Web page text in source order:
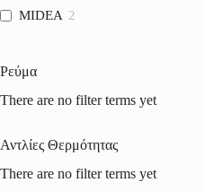
MIDEA 2
COMFEE
Toshiba 1
VIVAX 1
Ρεύμα
There are no filter terms yet
Αντλίες Θερμότητας
There are no filter terms yet